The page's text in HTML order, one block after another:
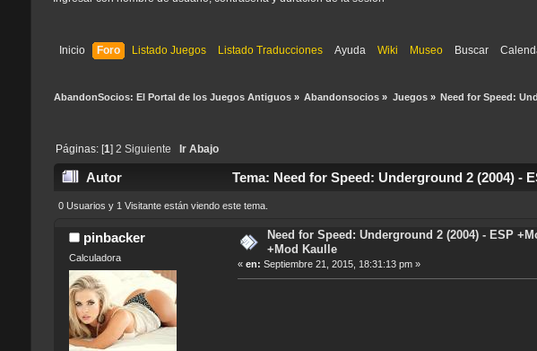
Inicio Foro Listado Juegos Listado Traducciones Ayuda Wiki Museo Buscar
AbandonSocios: El Portal de los Juegos Antiguos» Abandonsocios » Juegos» Need for Speed:
Páginas: [ 1 2 Siguiente Ir Abajo
Autor Tema: Need for Speed: Underground 2 (2004) -
0 Usuarios y 1 Visitante están viendo este tema.
pinbacker
Calculadora
Need for Speed: Underground 2 (2004) - ESP
+Mod Kaulle
«en: Septiembre 21, 2015, 18:31:13 pm »